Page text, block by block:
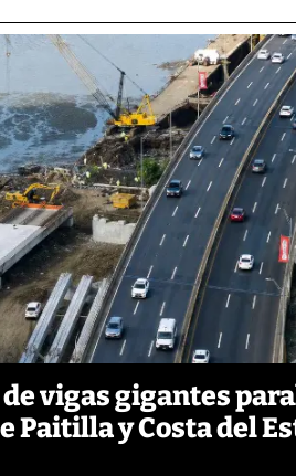
vigas gigantes
Paitilla y Costa del